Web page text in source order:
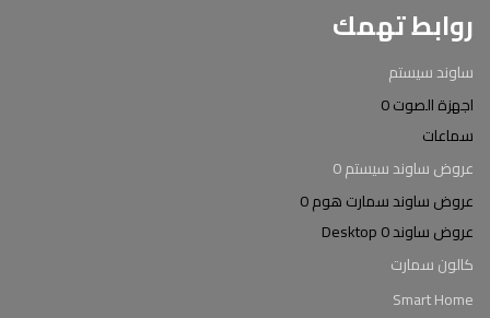
روابط تهمك
ساوند سيستم
اجهزة الصوت 0
سماعات
عروض ساوند سيستم 0
عروض ساوند سمارت هوم 0
عروض ساوند Desktop 0
كالون سمارت
Smart Home